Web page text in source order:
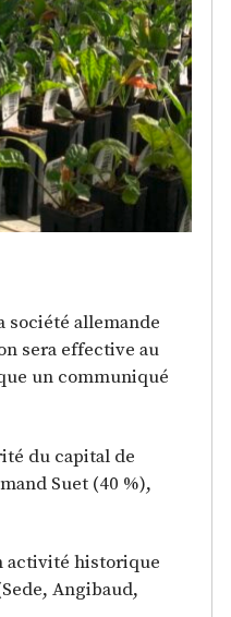
société allemande
sera effective au
un communiqué
du capital de
Suet (40 %),
activité historique
Angibaud,